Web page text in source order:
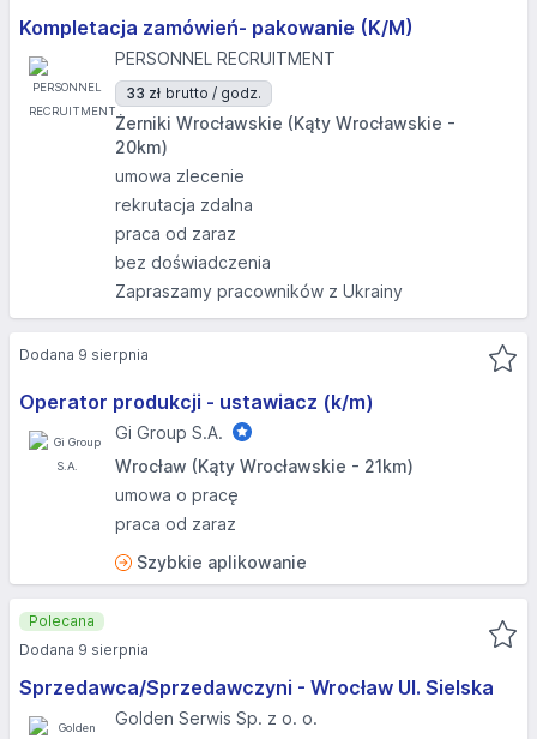
Kompletacja zamówień- pakowanie (K/M)
PERSONNEL RECRUITMENT
33 zł brutto / godz.
Żerniki Wrocławskie (Kąty Wrocławskie -
20km)
umowa zlecenie
rekrutacja zdalna
praca od zaraz
bez doświadczenia
Zapraszamy pracowników z Ukrainy
Operator produkcji - ustawiacz (k/m)
Gi Group S.A.
Wrocław (Kąty Wrocławskie - 21km)
umowa o pracę
praca od zaraz
Szybkie aplikowanie
Dodana 9 sierpnia
Sprzedawca/Sprzedawczyni - Wrocław Ul. Sielska
Golden Serwis Sp. z o. o.
Polecana
Dodana 9 sierpnia